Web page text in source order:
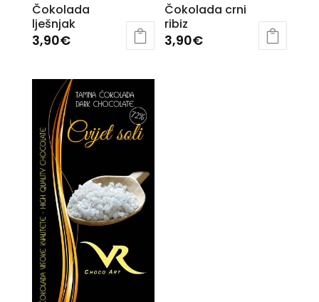
Čokolada
lješnjak
3,90€
Čokolada crni
ribiz
3,90€